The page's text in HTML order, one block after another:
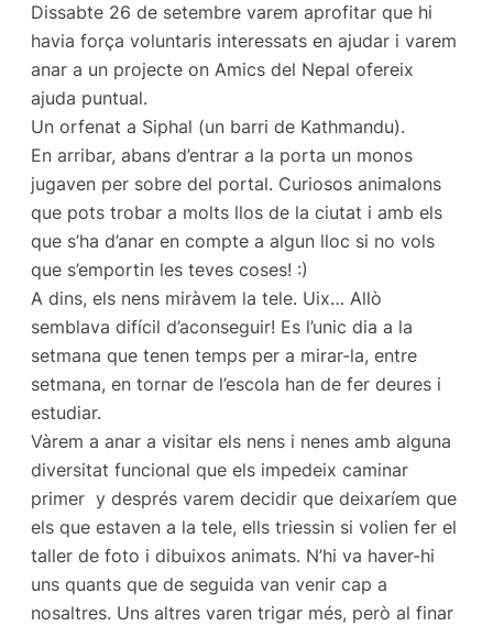
Dissabte 26 de setembre varem aprofitar que hi
havia força voluntaris interessats en ajudar i varem
anar a un projecte on Amics del Nepal ofereix
ajuda puntual.
Un orfenat a Siphal (un barri de Kathmandu).
En arribar, abans d’entrar a la porta un monos
jugaven per sobre del portal. Curiosos animalons
que pots trobar a molts llos de la ciutat i amb els
que s’ha d’anar en compte a algun lloc si no vols
que s’emportin les teves coses! :)
A dins, els nens miràvem la tele. Uix… Allò
semblava difícil d’aconseguir! Es l’unic dia a la
setmana que tenen temps per a mirar-la, entre
setmana, en tornar de l’escola han de fer deures i
estudiar.
Vàrem a anar a visitar els nens i nenes amb alguna
diversitat funcional que els impedeix caminar
primer y després varem decidir que deixaríem que
els que estaven a la tele, ells triessin si volien fer el
taller de foto i dibuixos animats. N’hi va haver-hi
uns quants que de seguida van venir cap a
nosaltres. Uns altres varen trigar més, però al finar